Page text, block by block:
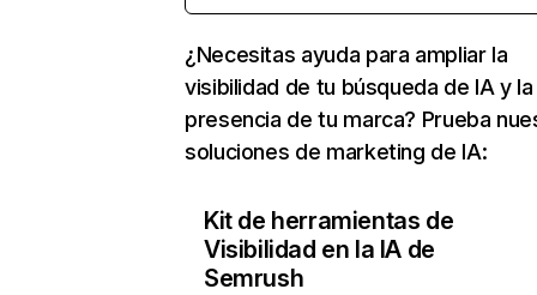
¿Necesitas ayuda para ampliar la
visibilidad de tu búsqueda de IA y la
presencia de tu marca? Prueba
soluciones de marketing de IA:
Kit de herramientas de
Visibilidad en la IA de
Semrush